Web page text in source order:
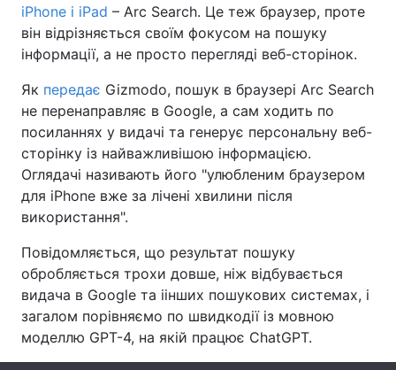
Україна Політика
Економіка Світ
Спорт Наука
Техно і зв'язок Лайт
Зброя Інциденти
Цікавинки Погода
Екологія Регіони
Лонгріди
iPhone і iPad – Arc Search. Це теж браузер, проте
він відрізняється своїм фокусом на пошуку
інформації, а не просто перегляді веб-сторінок.
Як передає Gizmodo, пошук в браузері Arc Search
не перенаправляє в Google, а сам ходить по
посиланнях у видачі та генерує персональну веб-
сторінку із найважливішою інформацією.
Оглядачі називають його "улюбленим браузером
для iPhone вже за лічені хвилини після
використання".
Повідомляється, що результат пошуку
обробляється трохи довше, ніж відбувається
видача в Google та іінших пошукових системах, і
загалом порівняємо по швидкодії із мовною
моделлю GPT-4, на якій працює ChatGPT.